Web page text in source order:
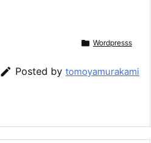
 Wordpresss
 Posted by tomoyamurakami